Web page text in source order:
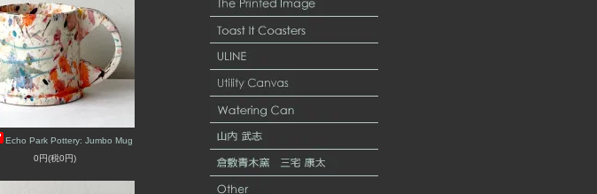
Echo Park Pottery: Jumbo Mug
0円(税0円)